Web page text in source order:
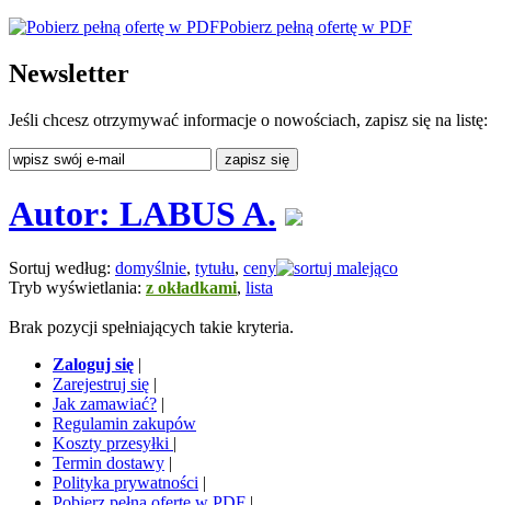
Pobierz pełną ofertę w PDF
Newsletter
Jeśli chcesz otrzymywać informacje o nowościach, zapisz się na listę:
Autor: LABUS A.
Sortuj według: domyślnie, tytułu, ceny
Tryb wyświetlania: z okładkami, lista
Brak pozycji spełniających takie kryteria.
Zaloguj się |
Zarejestruj się |
Jak zamawiać? |
Regulamin zakupów
Koszty przesyłki |
Termin dostawy |
Polityka prywatności |